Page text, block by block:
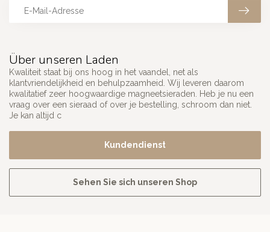
Über unseren Laden
Kwaliteit staat bij ons hoog in het vaandel, net als
klantvriendelijkheid en behulpzaamheid. Wij leveren daarom
kwalitatief zeer hoogwaardige magneetsieraden. Heb je nu een
vraag over een sieraad of over je bestelling, schroom dan niet.
Je kan altijd c
Kundendienst
Sehen Sie sich unseren Shop